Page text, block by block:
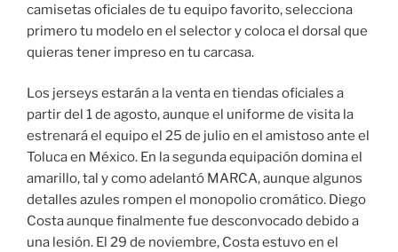
camisetas oficiales de tu equipo favorito, selecciona
primero tu modelo en el selector y coloca el dorsal que
quieras tener impreso en tu carcasa.
Los jerseys estarán a la venta en tiendas oficiales a
partir del 1 de agosto, aunque el uniforme de visita la
estrenará el equipo el 25 de julio en el amistoso ante el
Toluca en México. En la segunda equipación domina el
amarillo, tal y como adelantó MARCA, aunque algunos
detalles azules rompen el monopolio cromático. Diego
Costa aunque finalmente fue desconvocado debido a
una lesión. El 29 de noviembre, Costa estuvo en el